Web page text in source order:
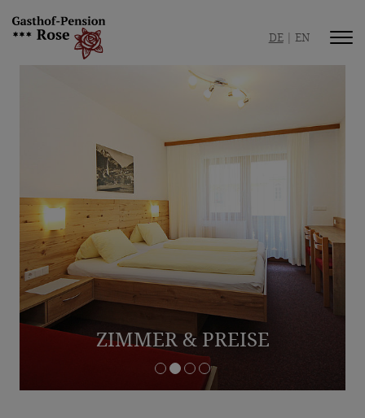
Sichere Gastfreundschaft
Bildergalerie
Beste Lage
Zimmer / Ferienwohnung
Zimmer & Preise
Ferienwohnung & Preise
Angebote & Pauschalen
Inklusivleistungen & Preisinfos
DE EN
ZIMMER & PREISE